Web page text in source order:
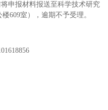
申报材料报送至科学技术研究
609室），逾期不予受理。